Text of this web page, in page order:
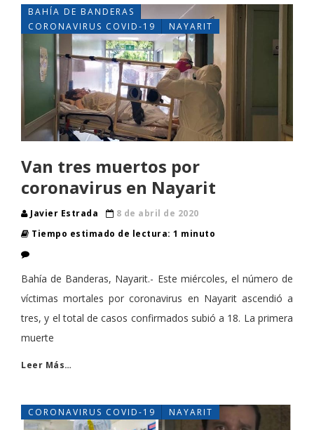
BAHÍA DE BANDERAS
CORONAVIRUS COVID-19
NAYARIT
Van tres muertos por
coronavirus en Nayarit
Javier Estrada
8 de abril de 2020
Tiempo estimado de lectura: 1 minuto
Bahía de Banderas, Nayarit.- Este miércoles, el número de
víctimas mortales por coronavirus en Nayarit ascendió a
tres, y el total de casos confirmados subió a 18. La primera
muerte
Leer Más…
CORONAVIRUS COVID-19 NAYARIT